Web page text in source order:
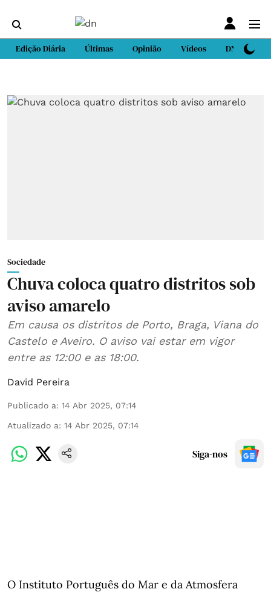
Edição Diária Últimas Opinião Vídeos DN Sport
Sociedade
Chuva coloca quatro distritos sob
aviso amarelo
Em causa os distritos de Porto, Braga, Viana do
Castelo e Aveiro. O aviso vai estar em vigor
entre as 12:00 e as 18:00.
David Pereira
Publicado a: 14 Abr 2025, 07:14
Atualizado a: 14 Abr 2025, 07:14
Siga-nos
O Instituto Português do Mar e da Atmosfera